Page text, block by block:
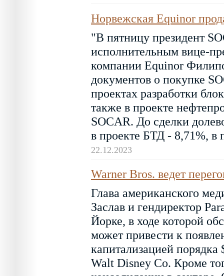
Норвежская Equinor
"В пятницу президент
исполнительным вице-
компании Equinor
документов о покупке
проектах разработки
также в проекте
SOCAR. До сделки
в проекте БТД - 8,71%, в
22.12.2023
Warner Bros. ведет
Глава американского
Заслав и гендиректор
Йорке, в ходе которой
может привести к
капитализацией
Walt Disney Co. Кроме